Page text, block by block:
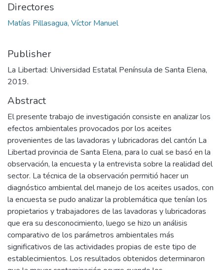
Directores
Matías Pillasagua, Víctor Manuel
Publisher
La Libertad: Universidad Estatal Península de Santa Elena,
2019.
Abstract
El presente trabajo de investigación consiste en analizar los
efectos ambientales provocados por los aceites
provenientes de las lavadoras y lubricadoras del cantón La
Libertad provincia de Santa Elena, para lo cual se basó en la
observación, la encuesta y la entrevista sobre la realidad del
sector. La técnica de la observación permitió hacer un
diagnóstico ambiental del manejo de los aceites usados, con
la encuesta se pudo analizar la problemática que tenían los
propietarios y trabajadores de las lavadoras y lubricadoras
que era su desconocimiento, luego se hizo un análisis
comparativo de los parámetros ambientales más
significativos de las actividades propias de este tipo de
establecimientos. Los resultados obtenidos determinaron